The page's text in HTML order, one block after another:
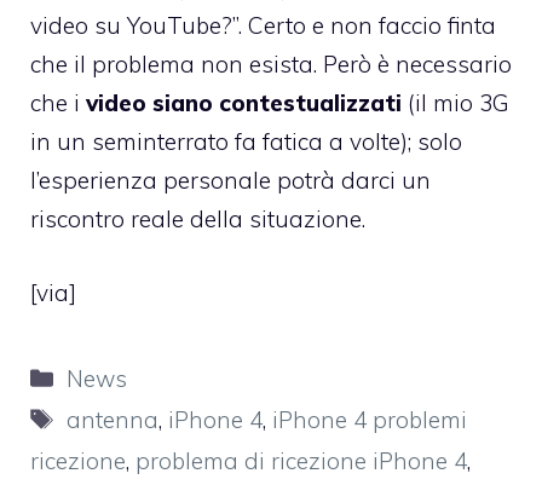
video su YouTube?”. Certo e non faccio finta
che il problema non esista. Però è necessario
che i video siano contestualizzati (il mio 3G
in un seminterrato fa fatica a volte); solo
l’esperienza personale potrà darci un
riscontro reale della situazione.
[via]
Categorie
News
Tag
antenna, iPhone 4, iPhone 4 problemi
ricezione, problema di ricezione iPhone 4,